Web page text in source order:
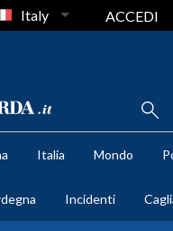
Italy ACCEDI
Italia Mondo
Incidenti